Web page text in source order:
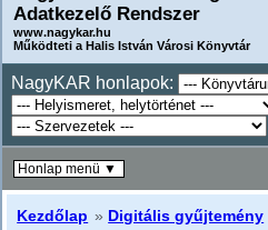
Adatkezelő Rendszer
www.nagykar.hu
Működteti a Halis István Városi Könyvtár
NagyKAR honlapok:
Kezdőlap » Digitális gyűjtemény
Honlap menü ▼